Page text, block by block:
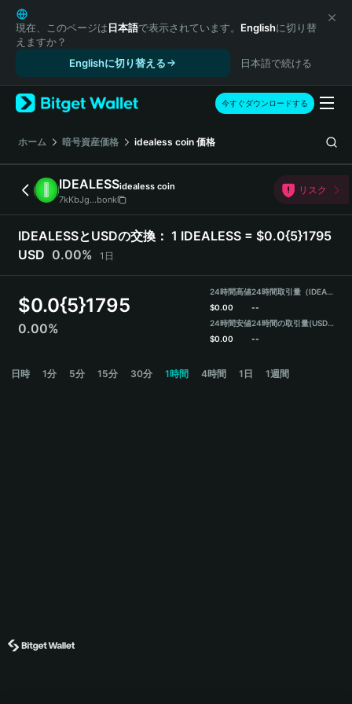
English
日本語
Tiếng Việt
Español (Latinoamérica)
Türkçe
Français
Deutsch
简体中文
繁體中文
Português (Portugal)
Bahasa Indonesia
ภาษาไทย
हिन्दी
Español
Português (Brasil)
現在、このページは日本語で表示されています。 Englishに切り替
えますか？
Englishに切り替える
日本語で続ける
今すぐダウンロードする
ホーム 暗号資産価格 idealess coin 価格
IDEALESSidealess coin
7kKbJg...bonk
リスク
IDEALESSとUSDの交換： 1 IDEALESS = $0.0{5}1795
USD 0.00% 1日
$0.0{5}1795
0.00%
24時間高値
$0.00
24時間安値
$0.00
24時間取引量（IDEALESS）
--
24時間の取引量(USDT)
--
日時 1分 5分 15分 30分 1時間 4時間 1日 1週間